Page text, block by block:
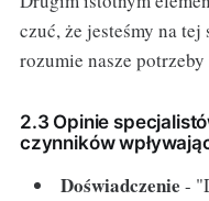
czuć, że jesteśmy na
rozumie nasze
2.3 Opinie
czynników
Doświadczenie -